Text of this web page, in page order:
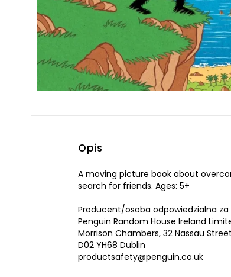
Opis
A moving picture book about
search for friends. Ages: 5+
Producent/osoba odpowiedzialna
Penguin Random House Ireland
Morrison Chambers, 32 Nassau Street
D02 YH68 Dublin
productsafety@penguin.co.uk